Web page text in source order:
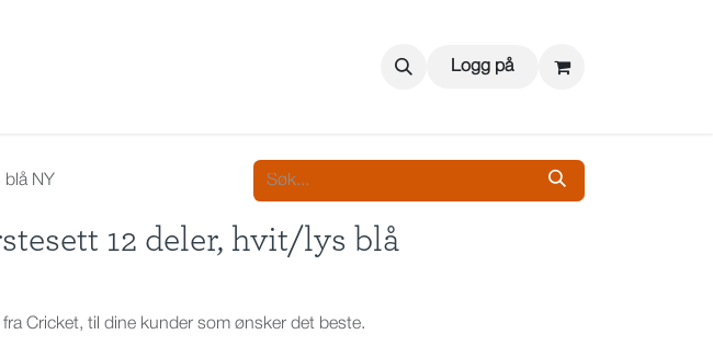
Logg på
NY
12 deler, hvit/lys blå
Cricket, til dine kunder som ønsker det beste.